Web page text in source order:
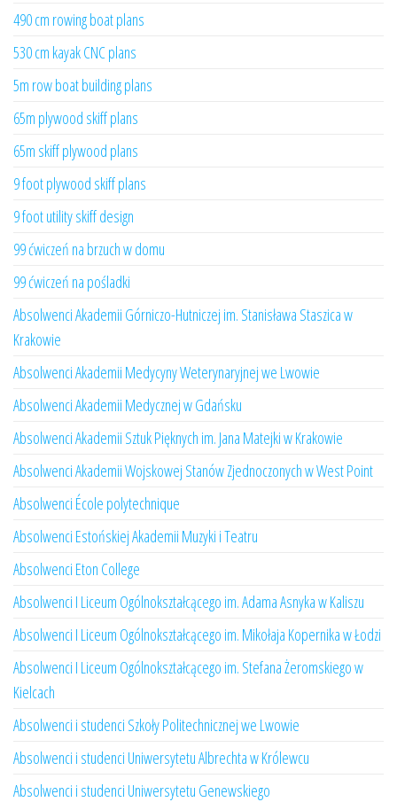
490 cm rowing boat plans
530 cm kayak CNC plans
5m row boat building plans
65m plywood skiff plans
65m skiff plywood plans
9 foot plywood skiff plans
9 foot utility skiff design
99 ćwiczeń na brzuch w domu
99 ćwiczeń na pośladki
Absolwenci Akademii Górniczo-Hutniczej im. Stanisława Staszica w
Krakowie
Absolwenci Akademii Medycyny Weterynaryjnej we Lwowie
Absolwenci Akademii Medycznej w Gdańsku
Absolwenci Akademii Sztuk Pięknych im. Jana Matejki w Krakowie
Absolwenci Akademii Wojskowej Stanów Zjednoczonych w West Point
Absolwenci École polytechnique
Absolwenci Estońskiej Akademii Muzyki i Teatru
Absolwenci Eton College
Absolwenci I Liceum Ogólnokształcącego im. Adama Asnyka w Kaliszu
Absolwenci I Liceum Ogólnokształcącego im. Mikołaja Kopernika w Łodzi
Absolwenci I Liceum Ogólnokształcącego im. Stefana Żeromskiego w
Kielcach
Absolwenci i studenci Szkoły Politechnicznej we Lwowie
Absolwenci i studenci Uniwersytetu Albrechta w Królewcu
Absolwenci i studenci Uniwersytetu Genewskiego